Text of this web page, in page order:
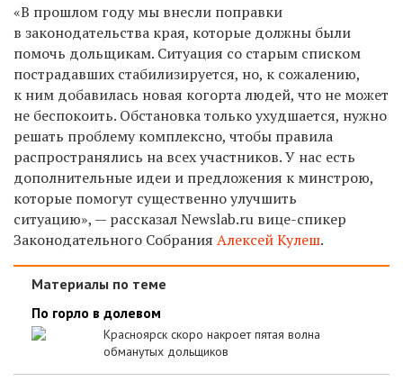
«В прошлом году мы внесли поправки
в законодательства края, которые должны были
помочь дольщикам. Ситуация со старым списком
пострадавших стабилизируется, но, к сожалению,
к ним добавилась новая когорта людей, что не может
не беспокоить. Обстановка только ухудшается, нужно
решать проблему комплексно, чтобы правила
распространялись на всех участников. У нас есть
дополнительные идеи и предложения к минстрою,
которые помогут существенно улучшить
ситуацию», — рассказал Newslab.ru вице-спикер
Законодательного Собрания Алексей Кулеш.
Материалы по теме
По горло в долевом
Красноярск скоро накроет пятая волна
обманутых дольщиков